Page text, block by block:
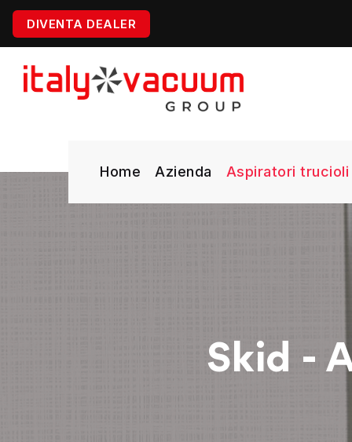
DIVENTA DEALER
Home Azienda Aspiratori
Skid -